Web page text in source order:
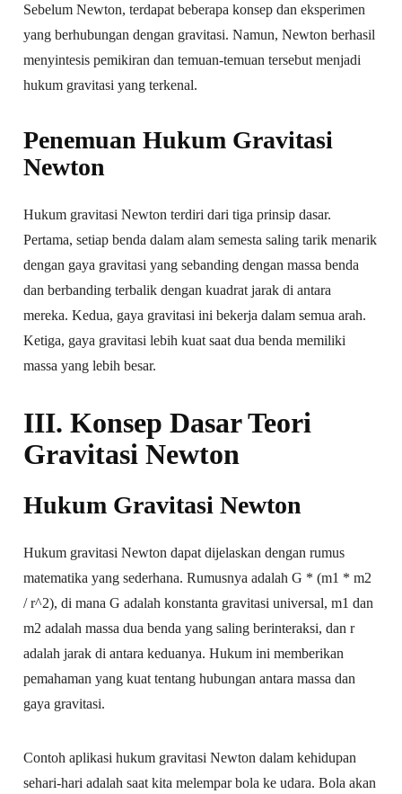
Sebelum Newton, terdapat beberapa konsep dan eksperimen
yang berhubungan dengan gravitasi. Namun, Newton berhasil
menyintesis pemikiran dan temuan-temuan tersebut menjadi
hukum gravitasi yang terkenal.
Penemuan Hukum Gravitasi
Newton
Hukum gravitasi Newton terdiri dari tiga prinsip dasar.
Pertama, setiap benda dalam alam semesta saling tarik menarik
dengan gaya gravitasi yang sebanding dengan massa benda
dan berbanding terbalik dengan kuadrat jarak di antara
mereka. Kedua, gaya gravitasi ini bekerja dalam semua arah.
Ketiga, gaya gravitasi lebih kuat saat dua benda memiliki
massa yang lebih besar.
III. Konsep Dasar Teori
Gravitasi Newton
Hukum Gravitasi Newton
Hukum gravitasi Newton dapat dijelaskan dengan rumus
matematika yang sederhana. Rumusnya adalah G * (m1 * m2
/ r^2), di mana G adalah konstanta gravitasi universal, m1 dan
m2 adalah massa dua benda yang saling berinteraksi, dan r
adalah jarak di antara keduanya. Hukum ini memberikan
pemahaman yang kuat tentang hubungan antara massa dan
gaya gravitasi.
Contoh aplikasi hukum gravitasi Newton dalam kehidupan
sehari-hari adalah saat kita melempar bola ke udara. Bola akan